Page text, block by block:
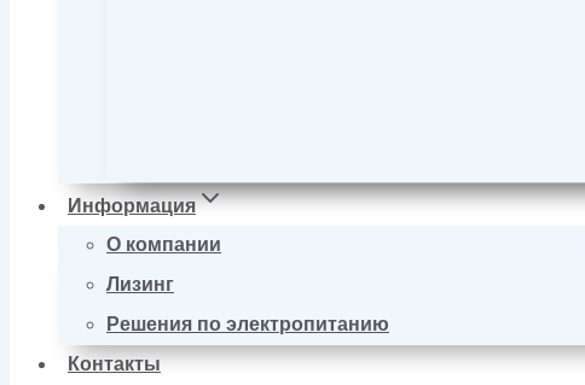
Информация
О компании
Лизинг
Решения по электропитанию
Контакты